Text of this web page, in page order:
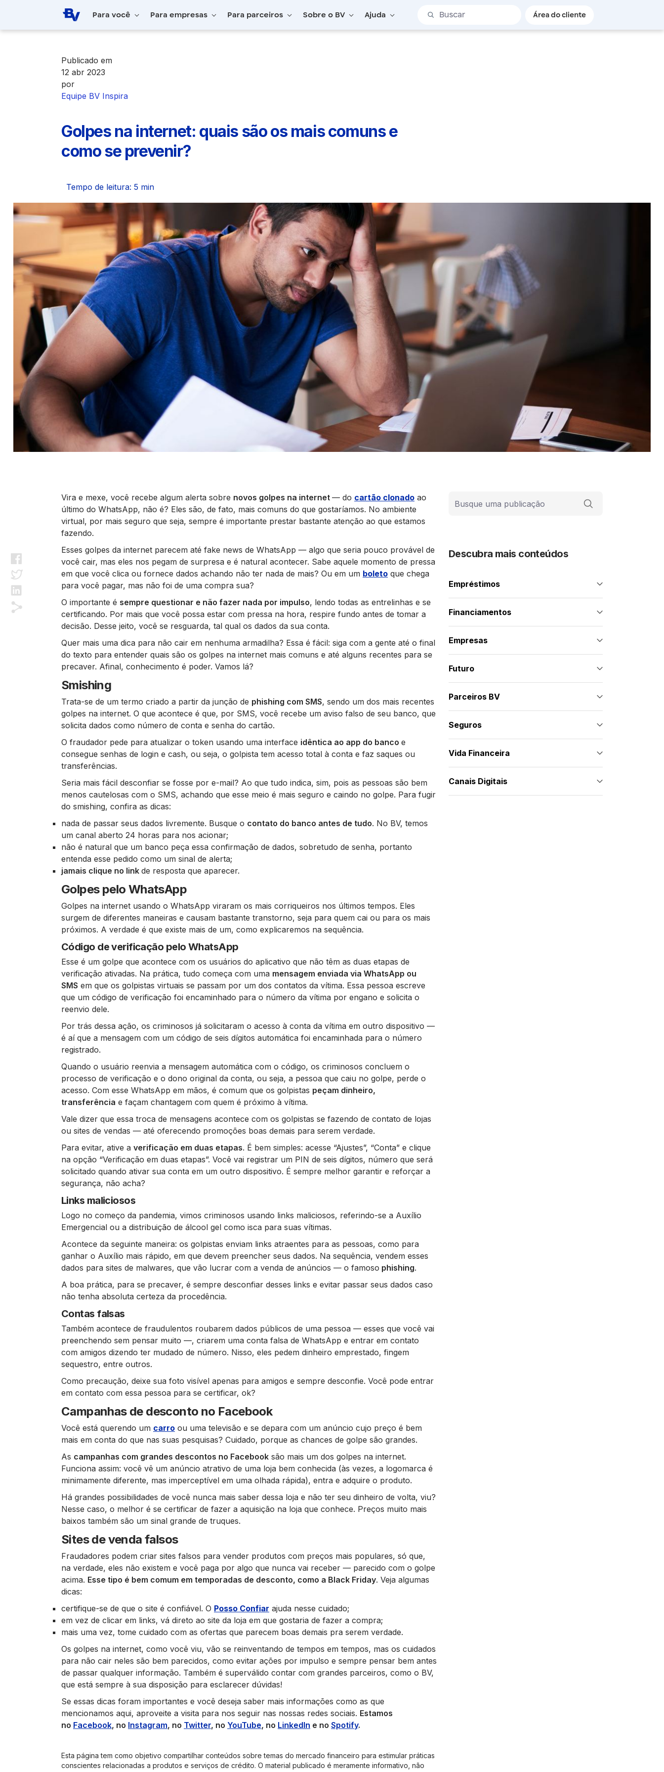
Pular para o Conteúdo principal
Para você Para empresas Para parceiros Sobre o BV Ajuda
Barra de busca
Área do cliente
Publicado em
12 abr 2023
por
Equipe BV Inspira
Golpes na internet: quais são os mais comuns e
como se prevenir?
Tempo de leitura: 5 min
Vira e mexe, você recebe algum alerta sobre novos golpes na internet — do cartão clonado ao
último do WhatsApp, não é? Eles são, de fato, mais comuns do que gostaríamos. No ambiente
virtual, por mais seguro que seja, sempre é importante prestar bastante atenção ao que estamos
fazendo.
Esses golpes da internet parecem até fake news de WhatsApp — algo que seria pouco provável de
você cair, mas eles nos pegam de surpresa e é natural acontecer. Sabe aquele momento de pressa
em que você clica ou fornece dados achando não ter nada de mais? Ou em um boleto que chega
para você pagar, mas não foi de uma compra sua?
O importante é sempre questionar e não fazer nada por impulso, lendo todas as entrelinhas e se
certificando. Por mais que você possa estar com pressa na hora, respire fundo antes de tomar a
decisão. Desse jeito, você se resguarda, tal qual os dados da sua conta.
Quer mais uma dica para não cair em nenhuma armadilha? Essa é fácil: siga com a gente até o final
do texto para entender quais são os golpes na internet mais comuns e até alguns recentes para se
precaver. Afinal, conhecimento é poder. Vamos lá?
Smishing
Trata-se de um termo criado a partir da junção de phishing com SMS, sendo um dos mais recentes
golpes na internet. O que acontece é que, por SMS, você recebe um aviso falso de seu banco, que
solicita dados como número de conta e senha do cartão.
O fraudador pede para atualizar o token usando uma interface idêntica ao app do banco e
consegue senhas de login e cash, ou seja, o golpista tem acesso total à conta e faz saques ou
transferências.
Seria mais fácil desconfiar se fosse por e-mail? Ao que tudo indica, sim, pois as pessoas são bem
menos cautelosas com o SMS, achando que esse meio é mais seguro e caindo no golpe. Para fugir
do smishing, confira as dicas:
nada de passar seus dados livremente. Busque o contato do banco antes de tudo. No BV, temos
um canal aberto 24 horas para nos acionar;
não é natural que um banco peça essa confirmação de dados, sobretudo de senha, portanto
entenda esse pedido como um sinal de alerta;
jamais clique no link de resposta que aparecer.
Golpes pelo WhatsApp
Golpes na internet usando o WhatsApp viraram os mais corriqueiros nos últimos tempos. Eles
surgem de diferentes maneiras e causam bastante transtorno, seja para quem cai ou para os mais
próximos. A verdade é que existe mais de um, como explicaremos na sequência.
Código de verificação pelo WhatsApp
Esse é um golpe que acontece com os usuários do aplicativo que não têm as duas etapas de
verificação ativadas. Na prática, tudo começa com uma mensagem enviada via WhatsApp ou
SMS em que os golpistas virtuais se passam por um dos contatos da vítima. Essa pessoa escreve
que um código de verificação foi encaminhado para o número da vítima por engano e solicita o
reenvio dele.
Por trás dessa ação, os criminosos já solicitaram o acesso à conta da vítima em outro dispositivo —
é aí que a mensagem com um código de seis dígitos automática foi encaminhada para o número
registrado.
Quando o usuário reenvia a mensagem automática com o código, os criminosos concluem o
processo de verificação e o dono original da conta, ou seja, a pessoa que caiu no golpe, perde o
acesso. Com esse WhatsApp em mãos, é comum que os golpistas peçam dinheiro,
transferência e façam chantagem com quem é próximo à vítima.
Vale dizer que essa troca de mensagens acontece com os golpistas se fazendo de contato de lojas
ou sites de vendas — até oferecendo promoções boas demais para serem verdade.
Para evitar, ative a verificação em duas etapas. É bem simples: acesse “Ajustes”, “Conta” e clique
na opção “Verificação em duas etapas”. Você vai registrar um PIN de seis dígitos, número que será
solicitado quando ativar sua conta em um outro dispositivo. É sempre melhor garantir e reforçar a
segurança, não acha?
Links maliciosos
Logo no começo da pandemia, vimos criminosos usando links maliciosos, referindo-se a Auxílio
Emergencial ou a distribuição de álcool gel como isca para suas vítimas.
Acontece da seguinte maneira: os golpistas enviam links atraentes para as pessoas, como para
ganhar o Auxílio mais rápido, em que devem preencher seus dados. Na sequência, vendem esses
dados para sites de malwares, que vão lucrar com a venda de anúncios — o famoso phishing.
A boa prática, para se precaver, é sempre desconfiar desses links e evitar passar seus dados caso
não tenha absoluta certeza da procedência.
Contas falsas
Também acontece de fraudulentos roubarem dados públicos de uma pessoa — esses que você vai
preenchendo sem pensar muito —, criarem uma conta falsa de WhatsApp e entrar em contato
com amigos dizendo ter mudado de número. Nisso, eles pedem dinheiro emprestado, fingem
sequestro, entre outros.
Como precaução, deixe sua foto visível apenas para amigos e sempre desconfie. Você pode entrar
em contato com essa pessoa para se certificar, ok?
Campanhas de desconto no Facebook
Você está querendo um carro ou uma televisão e se depara com um anúncio cujo preço é bem
mais em conta do que nas suas pesquisas? Cuidado, porque as chances de golpe são grandes.
As campanhas com grandes descontos no Facebook são mais um dos golpes na internet.
Funciona assim: você vê um anúncio atrativo de uma loja bem conhecida (às vezes, a logomarca é
minimamente diferente, mas imperceptível em uma olhada rápida), entra e adquire o produto.
Há grandes possibilidades de você nunca mais saber dessa loja e não ter seu dinheiro de volta, viu?
Nesse caso, o melhor é se certificar de fazer a aquisição na loja que conhece. Preços muito mais
baixos também são um sinal grande de truques.
Sites de venda falsos
Fraudadores podem criar sites falsos para vender produtos com preços mais populares, só que,
na verdade, eles não existem e você paga por algo que nunca vai receber — parecido com o golpe
acima. Esse tipo é bem comum em temporadas de desconto, como a Black Friday. Veja algumas
dicas:
certifique-se de que o site é confiável. O Posso Confiar ajuda nesse cuidado;
em vez de clicar em links, vá direto ao site da loja em que gostaria de fazer a compra;
mais uma vez, tome cuidado com as ofertas que parecem boas demais pra serem verdade.
Os golpes na internet, como você viu, vão se reinventando de tempos em tempos, mas os cuidados
para não cair neles são bem parecidos, como evitar ações por impulso e sempre pensar bem antes
de passar qualquer informação. Também é superválido contar com grandes parceiros, como o BV,
que está sempre à sua disposição para esclarecer dúvidas!
Se essas dicas foram importantes e você deseja saber mais informações como as que
mencionamos aqui, aproveite a visita para nos seguir nas nossas redes sociais. Estamos
no Facebook, no Instagram, no Twitter, no YouTube, no LinkedIn e no Spotify.
Esta página tem como objetivo compartilhar conteúdos sobre temas do mercado financeiro para estimular práticas
conscientes relacionadas a produtos e serviços de crédito. O material publicado é meramente informativo, não
Descubra mais conteúdos
Empréstimos
Financiamentos
Empresas
Futuro
Parceiros BV
Seguros
Vida Financeira
Canais Digitais